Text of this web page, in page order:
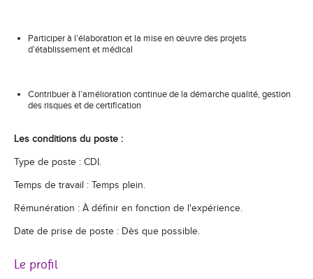
Participer à l’élaboration et la mise en œuvre des projets
d’établissement et médical
Contribuer à l’amélioration continue de la démarche qualité, gestion
des risques et de certification
Les conditions du poste :
Type de poste : CDI.
Temps de travail : Temps plein.
Rémunération : À définir en fonction de l'expérience.
Date de prise de poste : Dès que possible.
Le profil